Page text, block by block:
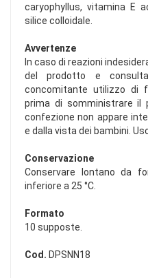
caryophyllus, vitamina E
silice colloidale.
Avvertenze
In caso di reazioni
del prodotto e
concomitante utilizzo di
prima di somministrare il
confezione non appare
e dalla vista dei bambini.
Conservazione
Conservare lontano da
inferiore a 25 °C.
Formato
10 supposte.
Cod. DPSNN18